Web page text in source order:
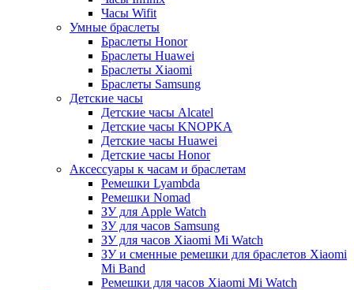
Часы Wifit
Умные браслеты
Браслеты Honor
Браслеты Huawei
Браслеты Xiaomi
Браслеты Samsung
Детские часы
Детские часы Alcatel
Детские часы KNOPKA
Детские часы Huawei
Детские часы Honor
Аксессуары к часам и браслетам
Ремешки Lyambda
Ремешки Nomad
ЗУ для Apple Watch
ЗУ для часов Samsung
ЗУ для часов Xiaomi Mi Watch
ЗУ и сменные ремешки для браслетов Xiaomi
Mi Band
Ремешки для часов Xiaomi Mi Watch